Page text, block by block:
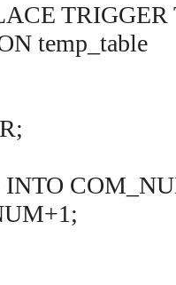
TRIGGER
temp_table